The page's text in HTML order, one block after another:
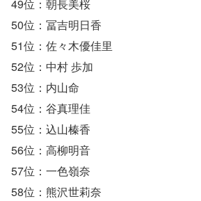
49位：朝長美桜
50位：冨吉明日香
51位：佐々木優佳里
52位：中村 歩加
53位：内山命
54位：谷真理佳
55位：込山榛香
56位：高柳明音
57位：一色嶺奈
58位：熊沢世莉奈